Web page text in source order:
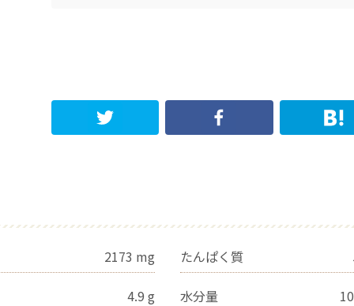
2173 mg たんぱく質
4.9 g 水分量